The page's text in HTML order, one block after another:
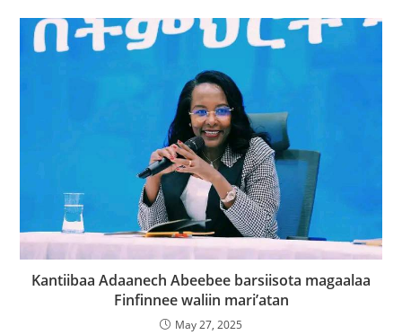
Kantiibaa Adaanech Abeebee barsiisota magaalaa
Finfinnee waliin mari’atan
May 27, 2025